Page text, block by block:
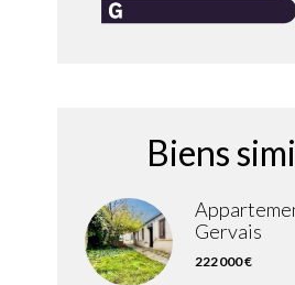
Biens
Gervais
222 000 €